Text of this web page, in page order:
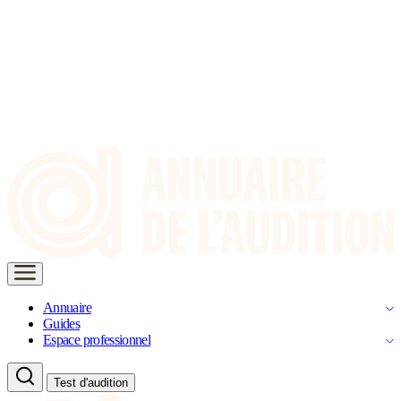
Annuaire
Guides
Espace professionnel
Test d'audition